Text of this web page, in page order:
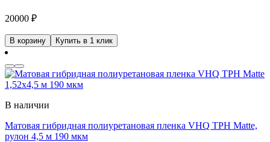
20000 ₽
В корзину Купить в 1 клик
В наличии
Матовая гибридная полиуретановая пленка VHQ TPH Matte,
рулон 4,5 м 190 мкм